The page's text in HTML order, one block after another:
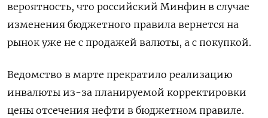
вероятность, что российский Минфин в случае
изменения бюджетного правила вернется на
рынок уже не с продажей валюты, а с покупкой.
Ведомство в марте прекратило реализацию
инвалюты из-за планируемой корректировки
цены отсечения нефти в ​бюджетном правиле.